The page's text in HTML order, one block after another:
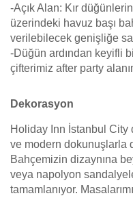
-Açık Alan: Kır
üzerindeki havuz başı
verilebilecek genişliğe
-Düğün ardından keyifli
çifterimiz after party
Dekorasyon
Holiday Inn İstanbul
ve modern dokunuşlarla
Bahçemizin dizaynına
veya napolyon
tamamlanıyor.